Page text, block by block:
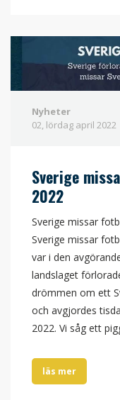
Nyheter
02, lördag april 2022
Sverige
2022
Sverige missar
Sverige missar
var i den
landslaget
drömmen om ett
och avgjordes
2022. Vi såg ett
läs mer